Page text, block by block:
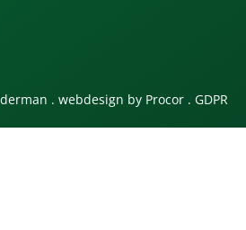
. webdesign by Procor . GDPR